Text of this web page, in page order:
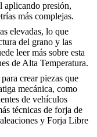
aplicando presión,
más complejas.
elevadas, lo que
del grano y las
leer más sobre esta
de Alta Temperatura.
crear piezas que
mecánica, como
de vehículos
técnicas de forja de
y Forja Libre